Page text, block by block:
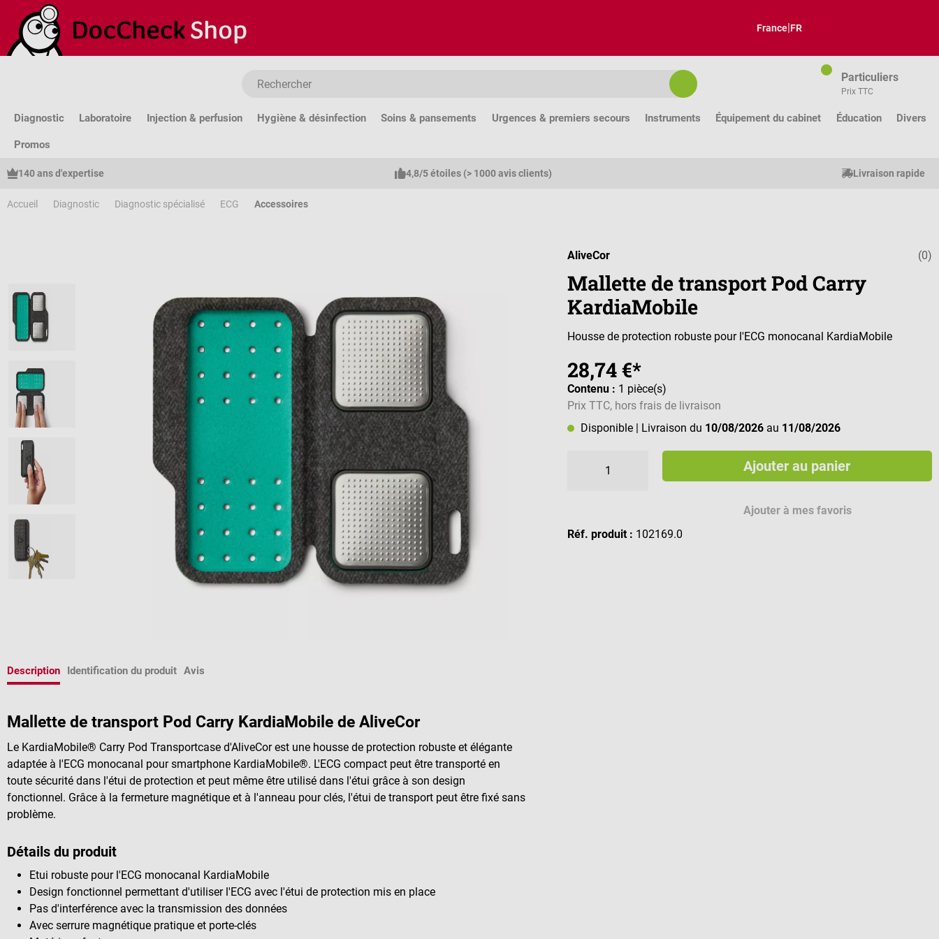
au contenu principal
Passer à la recherche
Passer à la navigation principale
France|FR
Particuliers
Prix TTC
Diagnostic Laboratoire Injection & perfusion Hygiène & désinfection Soins & pansements Urgences & premiers secours Instruments Équipement du cabinet Éducation Divers
Promos
140 ans d'expertise 4,8/5 étoiles (> 1000 avis clients) Livraison rapide
Accueil Diagnostic Diagnostic spécialisé ECG Accessoires
Note (0)
AliveCor
Mallette de transport Pod Carry
KardiaMobile
Housse de protection robuste pour l'ECG monocanal KardiaMobile
28,74 €*
Contenu : 1 pièce(s)
Prix TTC, hors frais de livraison
Disponible
| Livraison du 10/08/2026 au 11/08/2026
Ajouter au panier
Ajouter à mes favoris
Réf. produit : 102169.0
Description Identification du produit Avis
Mallette de transport Pod Carry KardiaMobile de AliveCor
Le KardiaMobile® Carry Pod Transportcase d'AliveCor est une housse de protection robuste et élégante
adaptée à l'ECG monocanal pour smartphone KardiaMobile®. L'ECG compact peut être transporté en
toute sécurité dans l'étui de protection et peut même être utilisé dans l'étui grâce à son design
fonctionnel. Grâce à la fermeture magnétique et à l'anneau pour clés, l'étui de transport peut être fixé sans
problème.
Détails du produit
Etui robuste pour l'ECG monocanal KardiaMobile
Design fonctionnel permettant d'utiliser l'ECG avec l'étui de protection mis en place
Pas d'interférence avec la transmission des données
Avec serrure magnétique pratique et porte-clés